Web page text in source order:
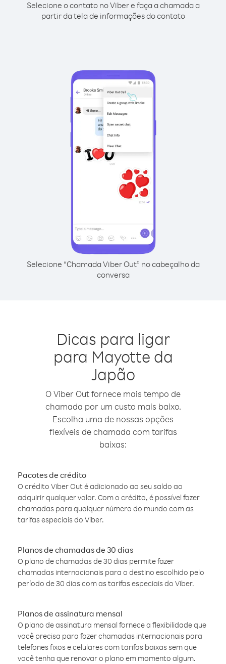
Selecione o contato no Viber e faça a chamada a
partir da tela de informações do contato
Selecione “Chamada Viber Out” no cabeçalho da
conversa
Dicas para ligar
para Mayotte da
Japão
O Viber Out fornece mais tempo de
chamada por um custo mais baixo.
Escolha uma de nossas opções
flexíveis de chamada com tarifas
baixas:
Pacotes de crédito
O crédito Viber Out é adicionado ao seu saldo ao
adquirir qualquer valor. Com o crédito, é possível fazer
chamadas para qualquer número do mundo com as
tarifas especiais do Viber.
Planos de chamadas de 30 dias
O plano de chamadas de 30 dias permite fazer
chamadas internacionais para o destino escolhido pelo
período de 30 dias com as tarifas especiais do Viber.
Planos de assinatura mensal
O plano de assinatura mensal fornece a flexibilidade que
você precisa para fazer chamadas internacionais para
telefones fixos e celulares com tarifas baixas sem que
você tenha que renovar o plano em momento algum.